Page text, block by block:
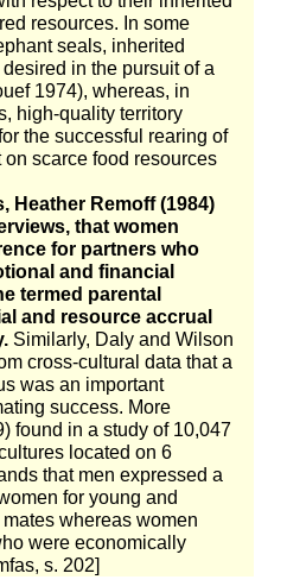
resources. In some
seals, inherited
in the pursuit of a
1974), whereas, in
high-quality territory
the successful rearing of
scarce food resources
Heather Remoff (1984)
that women
for partners who
and financial
termed parental
and resource accrual
Similarly, Daly and Wilson
cross-cultural data that a
was an important
success. More
found in a study of 10,047
located on 6
that men expressed a
for young and
whereas women
were economically
s. 202]